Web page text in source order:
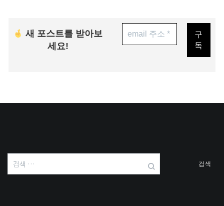
새 포스트를 받아보
세요!
검
색: